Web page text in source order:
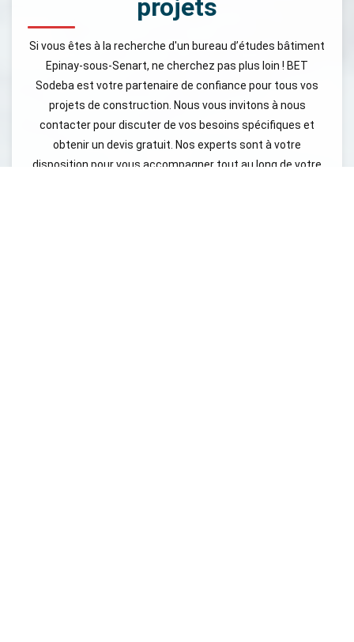
projets
Si vous êtes à la recherche d'un bureau d’études bâtiment
Epinay-sous-Senart, ne cherchez pas plus loin ! BET
Sodeba est votre partenaire de confiance pour tous vos
projets de construction. Nous vous invitons à nous
contacter pour discuter de vos besoins spécifiques et
obtenir un devis gratuit. Nos experts sont à votre
disposition pour vous accompagner tout au long de votre